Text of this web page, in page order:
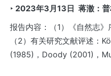
‣ 2023年3月13 日 蒋澈：
报告内容：（1）《自然志》
（2）有关研究文献评述：
(1985)，Doody (2001)，